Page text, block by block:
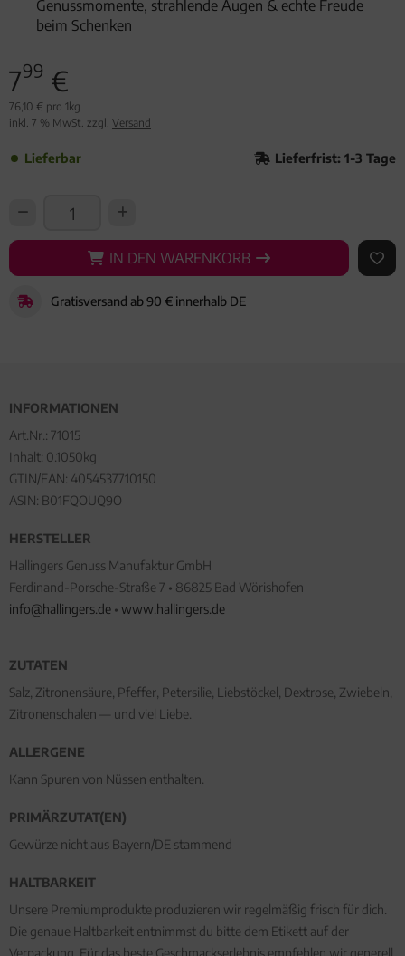
Genussmomente, strahlende Augen & echte Freude
beim Schenken
799 €
76,10 € pro 1kg
inkl. 7 % MwSt. zzgl. Versand
Lieferbar Lieferfrist: 1-3 Tage
IN DEN WARENKORB
IN DEN WARENKORB AUF
Gratisversand ab 90 € innerhalb DE
INFORMATIONEN
Art.Nr.: 71015
Inhalt: 0.1050kg
GTIN/EAN: 4054537710150
ASIN: B01FQOUQ9O
HERSTELLER
Hallingers Genuss Manufaktur GmbH
Ferdinand-Porsche-Straße 7 • 86825 Bad Wörishofen
info@hallingers.de • www.hallingers.de
ZUTATEN
Salz, Zitronensäure, Pfeffer, Petersilie, Liebstöckel, Dextrose, Zwiebeln,
Zitronenschalen — und viel Liebe.
ALLERGENE
Kann Spuren von Nüssen enthalten.
PRIMÄRZUTAT(EN)
Gewürze nicht aus Bayern/DE stammend
HALTBARKEIT
Unsere Premiumprodukte produzieren wir regelmäßig frisch für dich.
Die genaue Haltbarkeit entnimmst du bitte dem Etikett auf der
Verpackung. Für das beste Geschmackserlebnis empfehlen wir generell